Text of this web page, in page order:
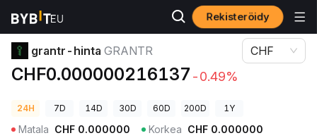
Rekisteröidy
Kryptohinnat
grantr-hinta GRANTR
CHF0.000000216137 -0.49%
CHF
24H 7D 14D 30D 60D 200D 1Y
Matala CHF 0.000000 Korkea CHF 0.000000